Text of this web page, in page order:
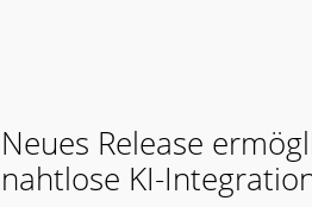
Neues Release
nahtlose KI-